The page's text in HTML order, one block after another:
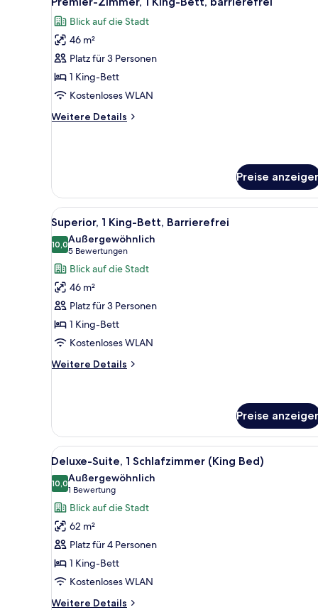
Fotos
für
Premier-
Zimmer,
1 King-
Bett,
anzeigen
Blick auf die Stadt
46 m²
Platz für 3 Personen
1 King-Bett
Kostenloses WLAN
Weitere Details
Weitere
Bett,
barrierefrei
Preise
Alle
Fotos
für
Superior,
1 King-
Bett,
Barrierefrei
anzeigen
Superior, 1 King-Bett,
6
Superior, 1 King-Bett, Barrierefrei
10,010,0 von 10
Außergewöhnlich
5 Bewertungen
(5
Bewertungen)
Blick auf die Stadt
46 m²
Platz für 3 Personen
1 King-Bett
Kostenloses WLAN
Weitere Details
Weitere
Bett,
Barrierefrei
Preise
Alle
Fotos
für
Deluxe-
Suite,
1
Schlafzimmer
(King
Bed)
anzeigen
Ein modernes Hotelzimmer
6
Deluxe-Suite, 1 Schlafzimmer (King Bed)
10,010,0 von 10
Außergewöhnlich
1 Bewertung
(1
Bewertung)
Blick auf die Stadt
62 m²
Platz für 4 Personen
1 King-Bett
Kostenloses WLAN
Weitere Details
Weitere